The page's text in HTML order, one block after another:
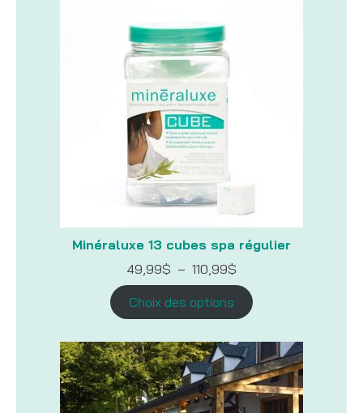
Minéraluxe 13 cubes spa régulier
49,99$ – 110,99$
de
prix :
49,99$
à
Choix des options